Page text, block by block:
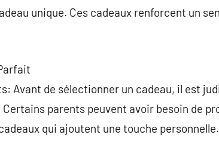
unique. Ces cadeaux renforcent un
Avant de sélectionner un cadeau, il est
parents peuvent avoir besoin de
qui ajoutent une touche personnelle.